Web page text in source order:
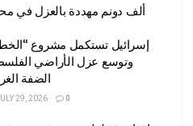
إسرائيل تستكمل مشروع
وتوسع عزل الأراضي
الضفة
29, 2026 0